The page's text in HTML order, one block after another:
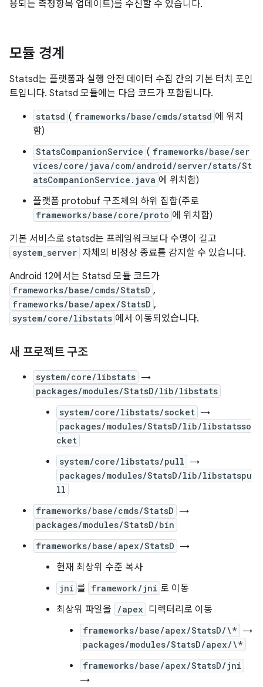
용되는 측정항목 업데이트)를 수신할 수 있습니다.
모듈 경계
Statsd는 플랫폼과 실행 안전 데이터 수집 간의 기본 터치 포인
트입니다. Statsd 모듈에는 다음 코드가 포함됩니다.
statsd ( frameworks/base/cmds/statsd 에 위치
함)
StatsCompanionService ( frameworks/base/ser
vices/core/java/com/android/server/stats/St
atsCompanionService.java 에 위치함)
플랫폼 protobuf 구조체의 하위 집합(주로
frameworks/base/core/proto 에 위치함)
기본 서비스로 statsd는 프레임워크보다 수명이 길고
system_server 자체의 비정상 종료를 감지할 수 있습니다.
Android 12에서는 Statsd 모듈 코드가
frameworks/base/cmds/StatsD ,
frameworks/base/apex/StatsD ,
system/core/libstats 에서 이동되었습니다.
새 프로젝트 구조
system/core/libstats →
packages/modules/StatsD/lib/libstats
system/core/libstats/socket →
packages/modules/StatsD/lib/libstatsso
cket
system/core/libstats/pull →
packages/modules/StatsD/lib/libstatspu
ll
frameworks/base/cmds/StatsD →
packages/modules/StatsD/bin
frameworks/base/apex/StatsD →
현재 최상위 수준 복사
jni 를 framework/jni 로 이동
최상위 파일을
/apex 디렉터리로 이동
frameworks/base/apex/StatsD/\* →
packages/modules/StatsD/apex/\*
frameworks/base/apex/StatsD/jni
→